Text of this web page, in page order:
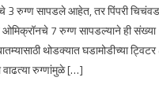
रुग्ण सापडले आहेत, तर पिंपरी
7 रुग्ण सापडल्याने ही
थोडक्यात घडामोडीच्या
रुग्णांमुळे […]